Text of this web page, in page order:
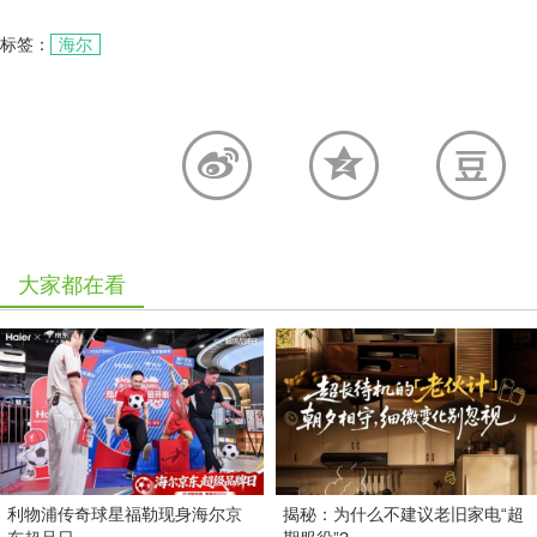
标签： 海尔
大家都在看
利物浦传奇球星福勒现身海尔京
揭秘：为什么不建议老旧家电“超